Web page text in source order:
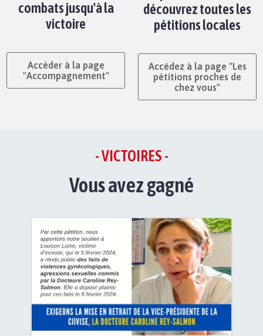
combats jusqu'à la
victoire
Accéder à la page
"Accompagnement"
découvrez toutes les
pétitions locales
Accédez à la page "Les
pétitions proches de
chez vous"
- VICTOIRES -
Vous avez gagné